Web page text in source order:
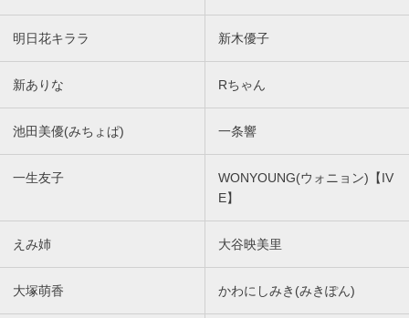
明日花キララ 新木優子
新ありな Rちゃん
池田美優(みちょぱ) 一条響
一生友子
WONYOUNG(ウォニョン)【IV
E】
えみ姉 大谷映美里
大塚萌香 かわにしみき(みきぽん)